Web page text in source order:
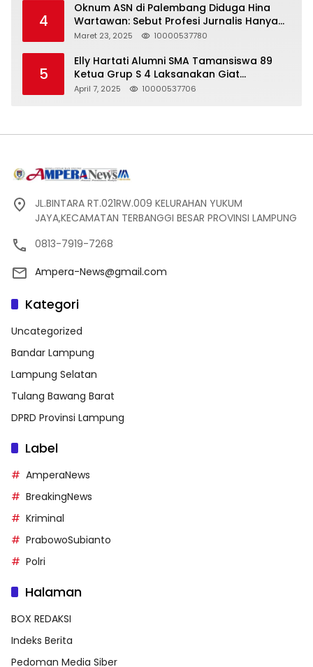
4
Oknum ASN di Palembang Diduga Hina
Wartawan: Sebut Profesi Jurnalis Hanya
Seharga 2 Liter Bensin, Berujung Dugaan
Maret 23, 2025 10000537780
5
Elly Hartati Alumni SMA Tamansiswa 89
Ketua Grup S 4 Laksanakan Giat
Silaturahmi
April 7, 2025 10000537706
JL.BINTARA RT.021RW.009 KELURAHAN YUKUM
JAYA,KECAMATAN TERBANGGI BESAR PROVINSI LAMPUNG
0813-7919-7268
Ampera-News@gmail.com
Kategori
Uncategorized
Bandar Lampung
Lampung Selatan
Tulang Bawang Barat
DPRD Provinsi Lampung
Label
AmperaNews
BreakingNews
Kriminal
PrabowoSubianto
Polri
Halaman
BOX REDAKSI
Indeks Berita
Pedoman Media Siber